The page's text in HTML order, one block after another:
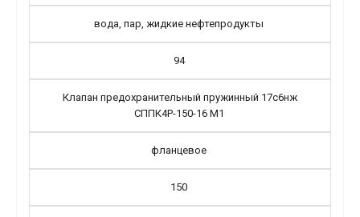
вода, пар, жидкие нефтепродукты
94
Клапан предохранительный пружинный 17с6нж
СППК4Р-150-16 М1
фланцевое
150